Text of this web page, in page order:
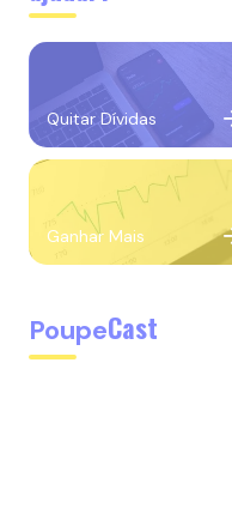
Quitar Dívidas
Ganhar Mais
PoupeCast